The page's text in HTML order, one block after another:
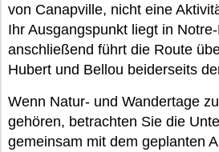
von Canapville, nicht eine
Ihr Ausgangspunkt liegt in
anschließend führt die Route
Hubert und Bellou beiderseits
Wenn Natur- und Wandertage
gehören, betrachten Sie die
gemeinsam mit dem geplanten